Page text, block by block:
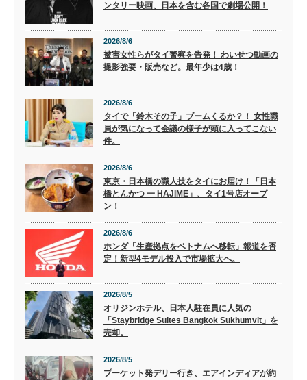
ンタリー映画、日本を含む各国で劇場公開！
2026/8/6
被害女性らがタイ警察を告発！ わいせつ動画の
撮影強要・販売など。最年少は4歳！
2026/8/6
タイで「鈴木その子」ブームくるか？！ 女性職
員が気になって会議の様子が頭に入ってこない
件。
2026/8/6
東京・日本橋の職人技をタイにお届け！「日本
橋とんかつ 一 HAJIME」、タイ1号店オープ
ン！
2026/8/6
ホンダ「生産拠点をベトナムへ移転」報道を否
定！新型4モデル投入で市場拡大へ。
2026/8/5
オリジンホテル、日本人駐在員に人気の
「Staybridge Suites Bangkok Sukhumvit」を
売却。
2026/8/5
プーケット発デリー行き、エアインディアが約